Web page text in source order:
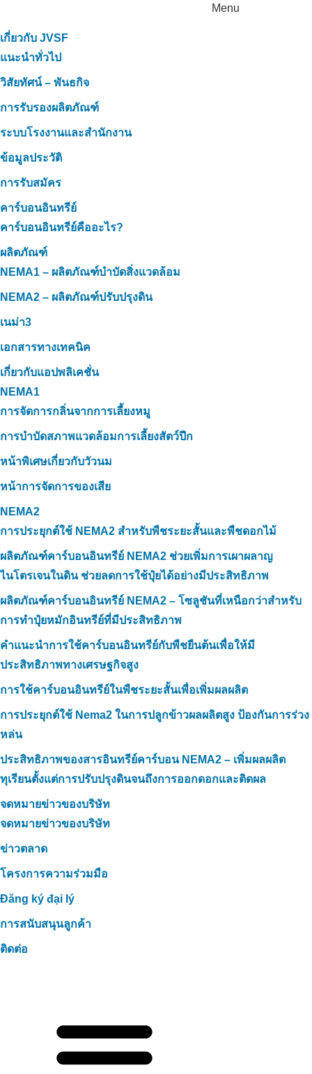
Menu
เกี่ยวกับ JVSF
แนะนำทั่วไป
วิสัยทัศน์ – พันธกิจ
การรับรองผลิตภัณฑ์
ระบบโรงงานและสำนักงาน
ข้อมูลประวัติ
การรับสมัคร
คาร์บอนอินทรีย์
คาร์บอนอินทรีย์คืออะไร?
ผลิตภัณฑ์
NEMA1 – ผลิตภัณฑ์บำบัดสิ่งแวดล้อม
NEMA2 – ผลิตภัณฑ์ปรับปรุงดิน
เนม่า3
เอกสารทางเทคนิค
เกี่ยวกับแอปพลิเคชั่น
NEMA1
การจัดการกลิ่นจากการเลี้ยงหมู
การบำบัดสภาพแวดล้อมการเลี้ยงสัตว์ปีก
หน้าพิเศษเกี่ยวกับวัวนม
หน้าการจัดการของเสีย
NEMA2
การประยุกต์ใช้ NEMA2 สำหรับพืชระยะสั้นและพืชดอกไม้
ผลิตภัณฑ์คาร์บอนอินทรีย์ NEMA2 ช่วยเพิ่มการเผาผลาญ
ไนโตรเจนในดิน ช่วยลดการใช้ปุ๋ยได้อย่างมีประสิทธิภาพ
ผลิตภัณฑ์คาร์บอนอินทรีย์ NEMA2 – โซลูชันที่เหนือกว่าสำหรับ
การทำปุ๋ยหมักอินทรีย์ที่มีประสิทธิภาพ
คำแนะนำการใช้คาร์บอนอินทรีย์กับพืชยืนต้นเพื่อให้มี
ประสิทธิภาพทางเศรษฐกิจสูง
การใช้คาร์บอนอินทรีย์ในพืชระยะสั้นเพื่อเพิ่มผลผลิต
การประยุกต์ใช้ Nema2 ในการปลูกข้าวผลผลิตสูง ป้องกันการร่วง
หล่น
ประสิทธิภาพของสารอินทรีย์คาร์บอน NEMA2 – เพิ่มผลผลิต
ทุเรียนตั้งแต่การปรับปรุงดินจนถึงการออกดอกและติดผล
จดหมายข่าวของบริษัท
จดหมายข่าวของบริษัท
ข่าวตลาด
โครงการความร่วมมือ
Đăng ký đại lý
การสนับสนุนลูกค้า
ติดต่อ